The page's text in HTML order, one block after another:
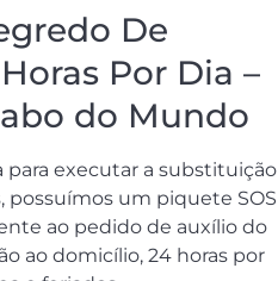
De
Por Dia –
do Mundo
executar a substituição
possuímos um piquete SOS
ao pedido de auxílio do
ao domicílio, 24 horas por